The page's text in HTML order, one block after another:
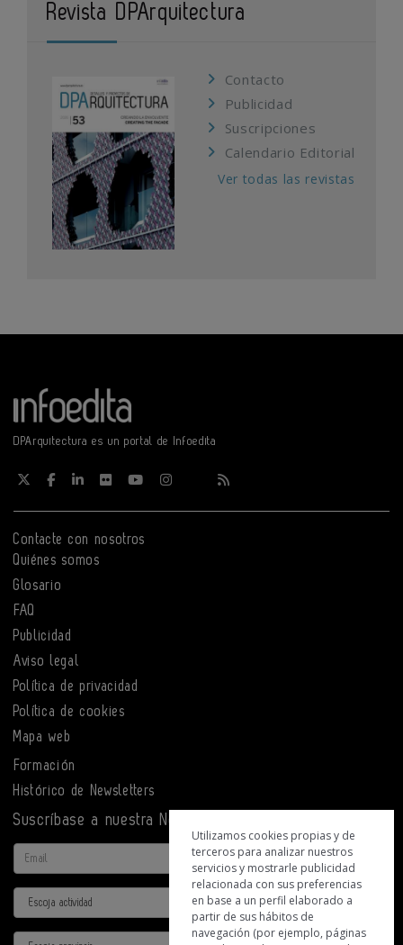
Revista DPArquitectura
Contacto
Publicidad
Suscripciones
Calendario Editorial
Ver todas las revistas
DPArquitectura es un portal de Infoedita
Contacte con nosotros
Quiénes somos
Glosario
FAQ
Publicidad
Aviso legal
Política de privacidad
Política de cookies
Mapa web
Formación
Histórico de Newsletters
Suscríbase a nuestra Newsletter
Email
Actividad
Provincia
Utilizamos cookies propias y de
terceros para analizar nuestros
servicios y mostrarle publicidad
relacionada con sus preferencias
en base a un perfil elaborado a
partir de sus hábitos de
navegación (por ejemplo, páginas